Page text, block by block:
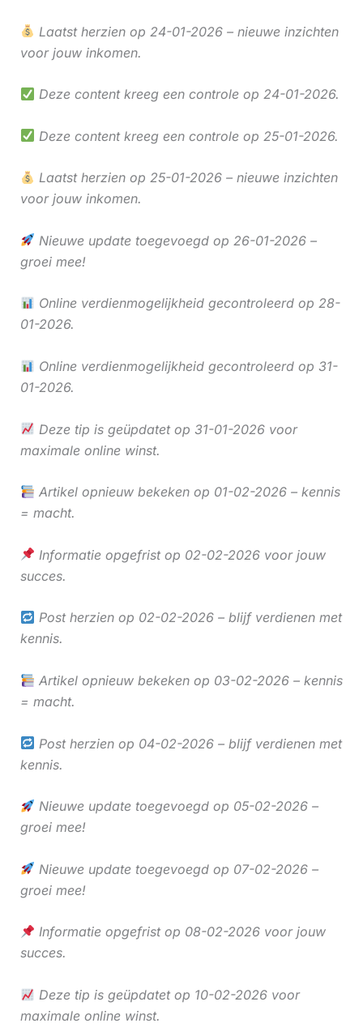
Laatst herzien op 24-01-2026 – nieuwe inzichten
voor jouw inkomen.
Deze content kreeg een controle op 24-01-2026.
Deze content kreeg een controle op 25-01-2026.
Laatst herzien op 25-01-2026 – nieuwe inzichten
voor jouw inkomen.
Nieuwe update toegevoegd op 26-01-2026 –
groei mee!
Online verdienmogelijkheid gecontroleerd op 28-
01-2026.
Online verdienmogelijkheid gecontroleerd op 31-
01-2026.
Deze tip is geüpdatet op 31-01-2026 voor
maximale online winst.
Artikel opnieuw bekeken op 01-02-2026 – kennis
= macht.
Informatie opgefrist op 02-02-2026 voor jouw
succes.
Post herzien op 02-02-2026 – blijf verdienen met
kennis.
Artikel opnieuw bekeken op 03-02-2026 – kennis
= macht.
Post herzien op 04-02-2026 – blijf verdienen met
kennis.
Nieuwe update toegevoegd op 05-02-2026 –
groei mee!
Nieuwe update toegevoegd op 07-02-2026 –
groei mee!
Informatie opgefrist op 08-02-2026 voor jouw
succes.
Deze tip is geüpdatet op 10-02-2026 voor
maximale online winst.